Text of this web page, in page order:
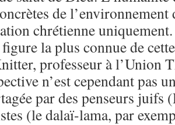
de l’environnement
chrétienne
la plus connue de
professeur à l’Union
n’est cependant pas
par des penseurs juifs
(le dalaï-lama, par